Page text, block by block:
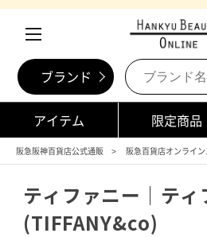
ブランド
アイテム 限定商品
阪急阪神百貨店公式通販 阪急百貨店オンライン
ティファニー｜ティ
(TIFFANY&co)